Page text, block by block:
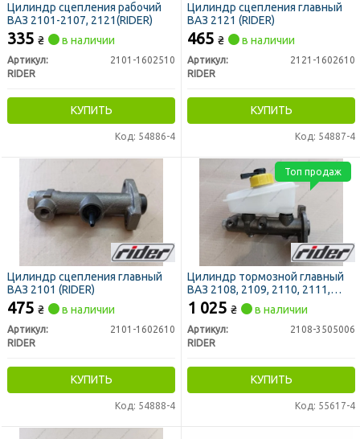
Цилиндр сцепления рабочий
ВАЗ 2101-2107, 2121(RIDER)
335 ₴ в наличии
Артикул:
2101-1602510
RIDER
КУПИТЬ
Код: 54886-4
Цилиндр сцепления главный
ВАЗ 2121 (RIDER)
465 ₴ в наличии
Артикул:
2121-1602610
RIDER
КУПИТЬ
Код: 54887-4
Цилиндр сцепления главный
ВАЗ 2101 (RIDER)
475 ₴ в наличии
Артикул:
2101-1602610
RIDER
КУПИТЬ
Код: 54888-4
Цилиндр тормозной главный
ВАЗ 2108, 2109, 2110, 2111,
2115 с бачком (RIDER)
1 025 ₴ в наличии
Артикул:
2108-3505006
RIDER
КУПИТЬ
Код: 55617-4
Топ продаж